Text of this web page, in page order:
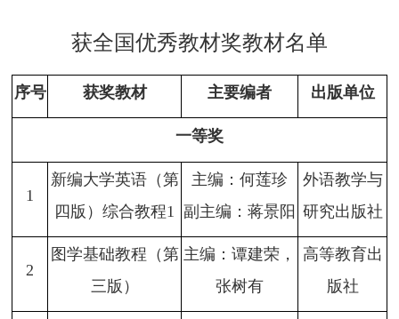
获全国优秀教材奖教材名单
序号 获奖教材 主要编者 出版单位
一等奖
1
新编大学英语（第
四版）综合教程1
主编：何莲珍
副主编：蒋景阳
外语教学与
研究出版社
2
图学基础教程（第
三版）
主编：谭建荣，
张树有
高等教育出
版社